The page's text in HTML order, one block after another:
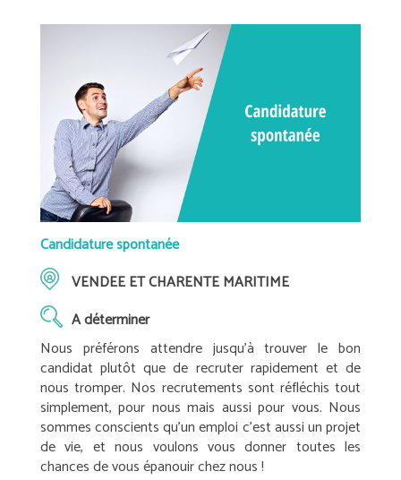
Candidature spontanée
VENDEE ET CHARENTE MARITIME
A déterminer
Nous préférons attendre jusqu’à trouver le bon
candidat plutôt que de recruter rapidement et de
nous tromper. Nos recrutements sont réfléchis tout
simplement, pour nous mais aussi pour vous. Nous
sommes conscients qu’un emploi c’est aussi un projet
de vie, et nous voulons vous donner toutes les
chances de vous épanouir chez nous !